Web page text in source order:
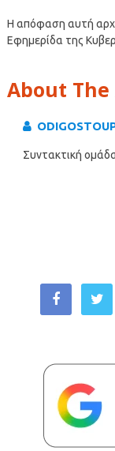
Η απόφαση αυτή
Εφημερίδα της
About
Συντακτική